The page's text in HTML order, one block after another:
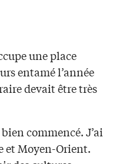
une place
entamé l’année
devait être très
commencé. J’ai
et Moyen-Orient.